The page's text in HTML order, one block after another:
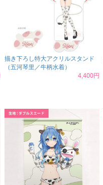
描き下ろし特大アクリルスタンド
（五河琴里／牛柄水着）
4,400円